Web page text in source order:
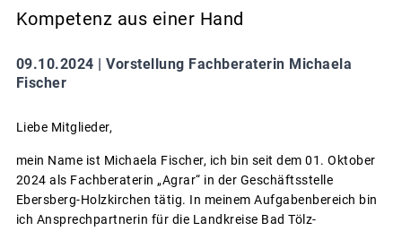
Kompetenz aus einer Hand
09.10.2024 | Vorstellung Fachberaterin Michaela
Fischer
Liebe Mitglieder,
mein Name ist Michaela Fischer, ich bin seit dem 01. Oktober
2024 als Fachberaterin „Agrar“ in der Geschäftsstelle
Ebersberg-Holzkirchen tätig. In meinem Aufgabenbereich bin
ich Ansprechpartnerin für die Landkreise Bad Tölz-